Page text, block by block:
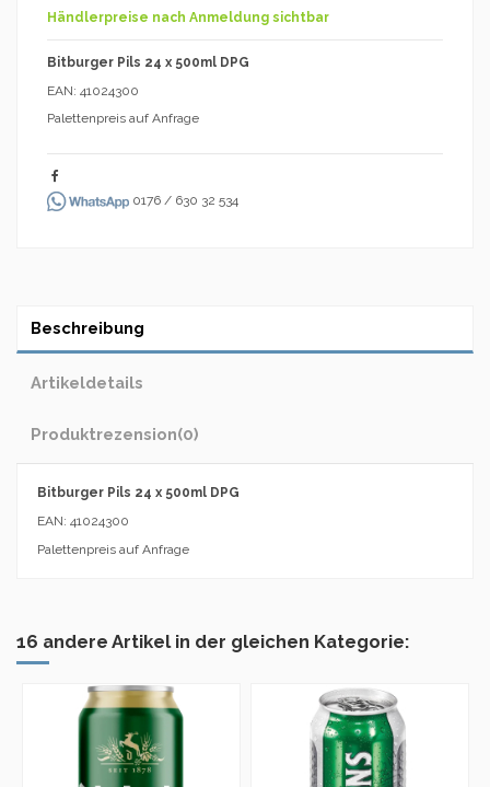
Händlerpreise nach Anmeldung sichtbar
Bitburger Pils 24 x 500ml DPG
EAN: 41024300
Palettenpreis auf Anfrage
0176 / 630 32 534
Beschreibung
Artikeldetails
Produktrezension(0)
Bitburger Pils 24 x 500ml DPG
EAN: 41024300
Palettenpreis auf Anfrage
16 andere Artikel in der gleichen Kategorie: